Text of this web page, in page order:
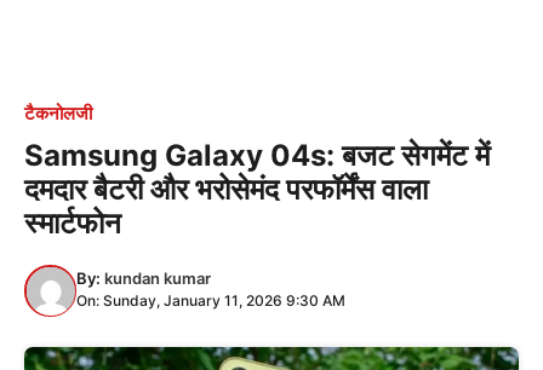
टैकनोलजी
Samsung Galaxy 04s: बजट सेगमेंट में
दमदार बैटरी और भरोसेमंद परफॉर्मेंस वाला
स्मार्टफोन
By: kundan kumar
On: Sunday, January 11, 2026 9:30 AM